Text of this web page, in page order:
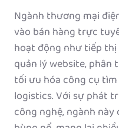
Ngành thương mại
vào bán hàng trực
hoạt động như tiếp
quản lý website, phân
tối ưu hóa công cụ tìm
logistics. Với sự phát
công nghệ, ngành